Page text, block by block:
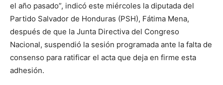
el año pasado”, indicó este miércoles la diputada del
Partido Salvador de Honduras (PSH), Fátima Mena,
después de que la Junta Directiva del Congreso
Nacional, suspendió la sesión programada ante la falta de
consenso para ratificar el acta que deja en firme esta
adhesión.